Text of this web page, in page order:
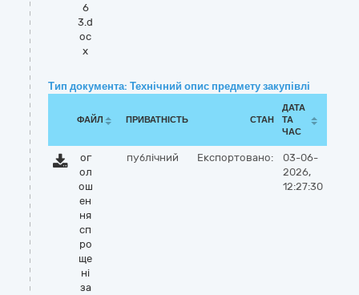
6
3.d
oc
x
Тип документа: Технічний опис предмету закупівлі
ФАЙЛ ПРИВАТНІСТЬ СТАН
ДАТА
ТА
ЧАС
ог
ол
ош
ен
ня
сп
ро
ще
ні
за
публічний Експортовано:
03-06-
2026,
12:27:30